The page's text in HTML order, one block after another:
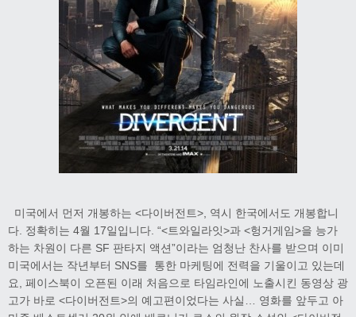
미국에서 먼저 개봉하는 <다이버전트>, 역시 한국에서도 개봉합니
다. 정확히는 4월 17일입니다. “<트와일라잇>과 <헝거게임>을 능가
하는 차원이 다른 SF 판타지 액션”이라는 엄청난 찬사를 받으며 이미
미국에서는 작년부터 SNS를 통한 마케팅에 전력을 기울이고 있는데
요, 페이스북이 오픈된 이래 처음으로 타임라인에 노출시킨 동영상 광
고가 바로 <다이버전트>의 예고편이었다는 사실… 영화를 앞두고 아